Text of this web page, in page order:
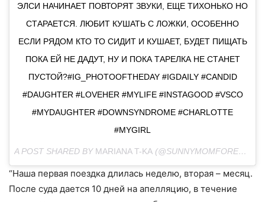
ЭЛСИ НАЧИНАЕТ ПОВТОРЯТ ЗВУКИ, ЕЩЕ ТИХОНЬКО НО
СТАРАЕТСЯ. ЛЮБИТ КУШАТЬ С ЛОЖКИ, ОСОБЕННО
ЕСЛИ РЯДОМ КТО ТО СИДИТ И КУШАЕТ, БУДЕТ ПИЩАТЬ
ПОКА ЕЙ НЕ ДАДУТ, НУ И ПОКА ТАРЕЛКА НЕ СТАНЕТ
ПУСТОЙ?#IG_PHOTOOFTHEDAY #IGDAILY #CANDID
#DAUGHTER #LOVEHER #MYLIFE #INSTAGOOD #VSCO
#MYDAUGHTER #DOWNSYNDROME #CHARLOTTE
#MYGIRL
A POST SHARED BY MARIANA T-KA (@SUNNYMOMFOREVER) ON
“Наша первая поездка длилась неделю, вторая – месяц.
После суда дается 10 дней на апелляцию, в течение